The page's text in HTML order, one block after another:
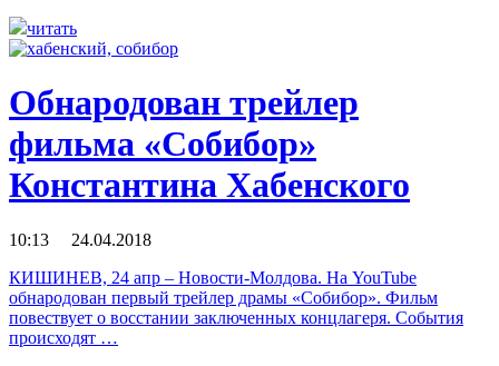
читать
Обнародован трейлер
фильма «Собибор»
Константина Хабенского
10:13 24.04.2018
КИШИНЕВ, 24 апр – Новости-Молдова. На YouTube
обнародован первый трейлер драмы «Собибор». Фильм
повествует о восстании заключенных концлагеря. События
происходят …